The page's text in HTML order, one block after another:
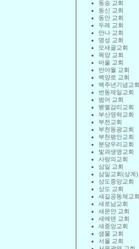
동숭 교회
동신 교회
동안 교회
두레 교회
만나 교회
명성 교회
모새골교회
목양 교회
바울 교회
반야월 교회
백양로 교회
백주년기념교회
번동제일교회
범어 교회
벧엘감리교회
부산영락교회
부전교회
부천동광교회
부천평안교회
분당우리교회
빛과생명교회
사랑의교회
삼일 교회
삼일교회(상계)
상도중앙교회
상도 교회
새길공동체교회
새로남교회
새문안 교회
새에덴 교회
새중앙교회
샘물 교회
서울 교회